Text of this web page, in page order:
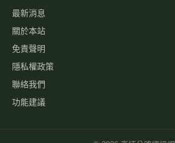
最新消息
關於本站
免責聲明
隱私權政策
聯絡我們
功能建議